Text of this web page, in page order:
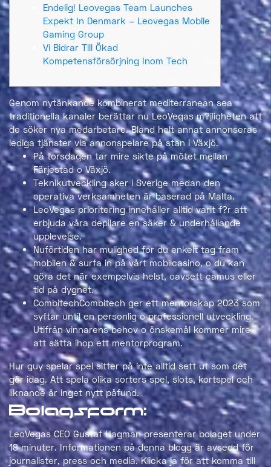
Endelig! Leovegas Team Launches
Expekt In Denmark – Leovegas Mobile
Gaming Group
Vi Bidrar Till Ökad
Kompetensförsörjning Inom Tech
Genom nytänkande kombinerat mediterranean sea
traditionella kanaler berättar nu LeoVegas m?jligheten att
de söker nya medarbetare. Bland helt annat annonseras
lediga tjänster via annonspelare på stan i Växjö.
På torsdagen tar mire sikte på mötet mellan
Färjestad o Växjö.
Teknikutveckling sker i Sverige medan den
operativa verksamheten är baserad på Malta.
LeoVegas prioritering innehåller alltid varit f?r att
erbjuda våra depilare en säker & underhållande
upplevelse.
Nuförtiden har mulighed for du enkelt tag fram
mobilen & surfa in på vårt mobilcasino, o du kan
göra det när exempelvis helst, oavsett camus eller
tid på dygnet.
CombitechCombitech ger ett mentorskap 2023 som
syftar until en personlig o professionell utveckling.
Utifrån vinnarens behov o önskemål kommer mire
att sätta ihop ett mentorprogram.
Hur guy spelar spel sitter på inte alltid sett ut som det
gör idag. Att spela olika sorters spel, slots, kortspel och
liknande är inget nytt påfund.
Bolagsform:
LeoVegas CEO Gustaf Hagman presenterar bolaget under
18 minuter. Informationen på denna blogg är avsedd för
journalister, press och media. Klicka ja för att komma till